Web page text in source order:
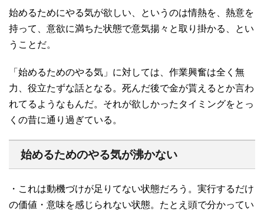
始めるためにやる気が欲しい、というのは情熱を、熱意を
持って、意欲に満ちた状態で意気揚々と取り掛かる、とい
うことだ。
「始めるためのやる気」に対しては、作業興奮は全く無
力、役立たずな話となる。死んだ後で金が貰えるとか言わ
れてるようなもんだ。それが欲しかったタイミングをとっ
くの昔に通り過ぎている。
始めるためのやる気が沸かない
・これは動機づけが足りてない状態だろう。実行するだけ
の価値・意味を感じられない状態。たとえ頭で分かってい